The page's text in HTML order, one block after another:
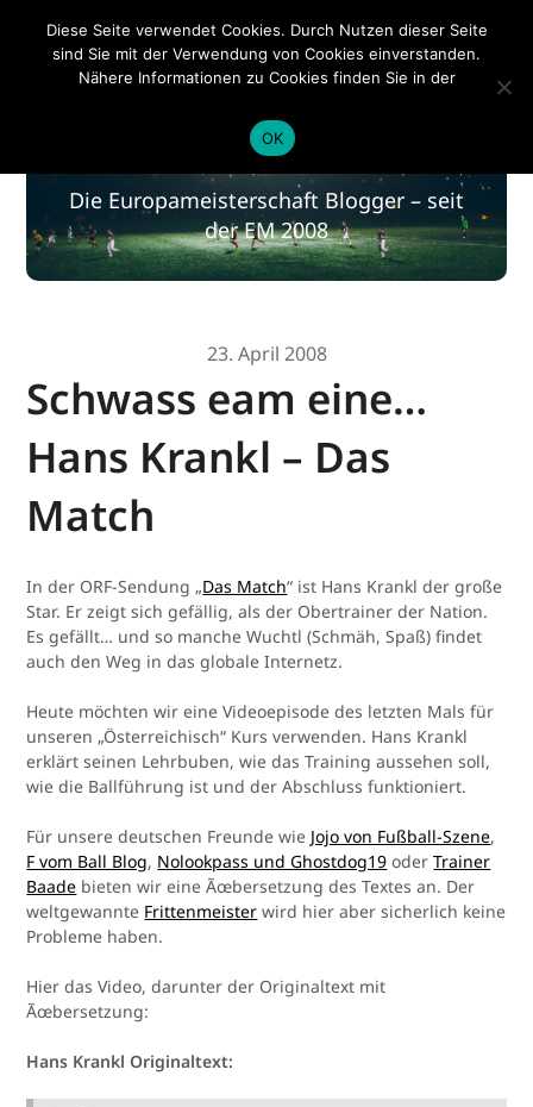
EM 2020
EM 2020
Die Europameisterschaft Blogger – seit
der EM 2008
23. April 2008
Schwass eam eine…
Hans Krankl – Das
Match
In der ORF-Sendung „Das Match“ ist Hans Krankl der große
Star. Er zeigt sich gefällig, als der Obertrainer der Nation.
Es gefällt… und so manche Wuchtl (Schmäh, Spaß) findet
auch den Weg in das globale Internetz.
Heute möchten wir eine Videoepisode des letzten Mals für
unseren „Österreichisch“ Kurs verwenden. Hans Krankl
erklärt seinen Lehrbuben, wie das Training aussehen soll,
wie die Ballführung ist und der Abschluss funktioniert.
Für unsere deutschen Freunde wie Jojo von Fußball-Szene,
F vom Ball Blog, Nolookpass und Ghostdog19 oderTrainer
Baade bieten wir eine Ãœbersetzung des Textes an. Der
weltgewannte Frittenmeister wird hier aber sicherlich keine
Probleme haben.
Hier das Video, darunter der Originaltext mit
Ãœbersetzung:
Hans Krankl Originaltext:
Diese Seite verwendet Cookies. Durch Nutzen dieser Seite
sind Sie mit der Verwendung von Cookies einverstanden.
Nähere Informationen zu Cookies finden Sie in der
OK